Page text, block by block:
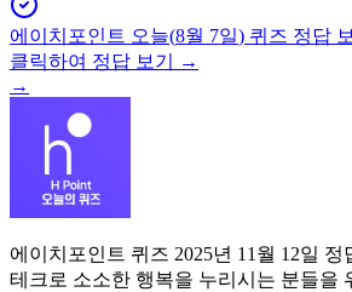
에이치포인트 오늘(8월 7일) 퀴즈 정답 보
클릭하여 정답 보기 →
→
에이치포인트 퀴즈 2025년 11월 12일
테크로 소소한 행복을 누리시는 분들을